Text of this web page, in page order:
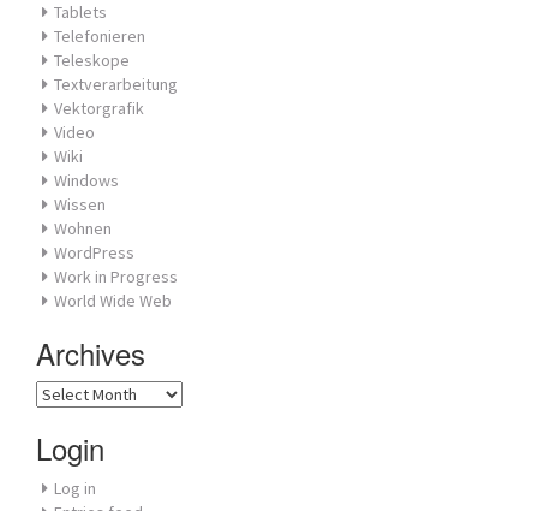
Tablets
Telefonieren
Teleskope
Textverarbeitung
Vektorgrafik
Video
Wiki
Windows
Wissen
Wohnen
WordPress
Work in Progress
World Wide Web
Archives
Archives
Login
Log in